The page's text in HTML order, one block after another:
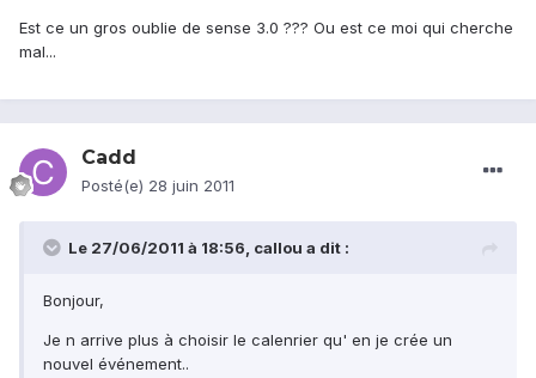
Est ce un gros oublie de sense 3.0 ??? Ou est ce moi qui cherche
mal...
Cadd
Posté(e) 28 juin 2011
Le 27/06/2011 à 18:56, callou a dit :
Bonjour,
Je n arrive plus à choisir le calenrier qu' en je crée un
nouvel événement..